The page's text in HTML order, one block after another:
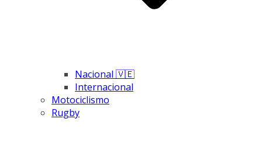
Nacional 🇻🇪
Internacional
Motociclismo
Rugby